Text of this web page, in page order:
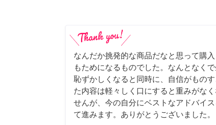
なんだか挑発的な商品だなと思って購
もためになるものでした。なんとなく
恥ずかしくなると同時に、自信がもの
た内容は軽々しく口にすると重みがな
せんが、今の自分にベストなアドバイ
て進みます。ありがとうございました。